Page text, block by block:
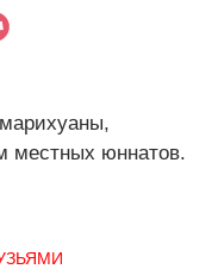
местных юннатов.